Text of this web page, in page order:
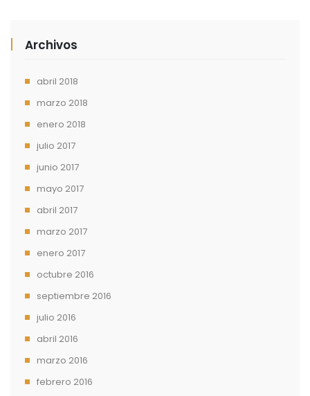
Archivos
abril 2018
marzo 2018
enero 2018
julio 2017
junio 2017
mayo 2017
abril 2017
marzo 2017
enero 2017
octubre 2016
septiembre 2016
julio 2016
abril 2016
marzo 2016
febrero 2016